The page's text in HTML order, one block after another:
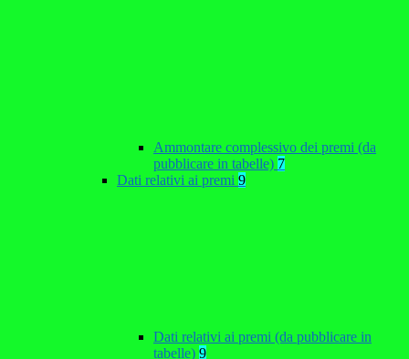
Ammontare complessivo dei premi (da
pubblicare in tabelle) 7
Dati relativi ai premi 9
Dati relativi ai premi (da pubblicare in
tabelle) 9